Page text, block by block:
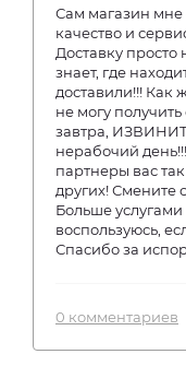
Сам магазин мне
качество и
Доставку
знает, где
доставили!!! Как
не могу
завтра,
нерабочий день!!! Уважаемые, если ваши
партнеры вас
других! Смените службу доставки и СРОЧНО!!!
Больше
воспользуюсь,
Спасибо за
0 комментариев